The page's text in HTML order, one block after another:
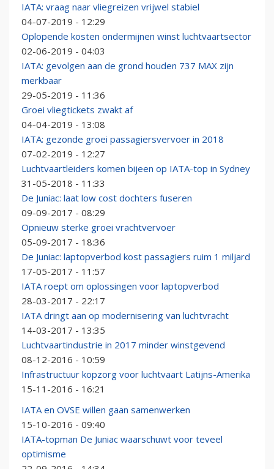
IATA: vraag naar vliegreizen vrijwel stabiel
04-07-2019 - 12:29
Oplopende kosten ondermijnen winst luchtvaartsector
02-06-2019 - 04:03
IATA: gevolgen aan de grond houden 737 MAX zijn
merkbaar
29-05-2019 - 11:36
Groei vliegtickets zwakt af
04-04-2019 - 13:08
IATA: gezonde groei passagiersvervoer in 2018
07-02-2019 - 12:27
Luchtvaartleiders komen bijeen op IATA-top in Sydney
31-05-2018 - 11:33
De Juniac: laat low cost dochters fuseren
09-09-2017 - 08:29
Opnieuw sterke groei vrachtvervoer
05-09-2017 - 18:36
De Juniac: laptopverbod kost passagiers ruim 1 miljard
17-05-2017 - 11:57
IATA roept om oplossingen voor laptopverbod
28-03-2017 - 22:17
IATA dringt aan op modernisering van luchtvracht
14-03-2017 - 13:35
Luchtvaartindustrie in 2017 minder winstgevend
08-12-2016 - 10:59
Infrastructuur kopzorg voor luchtvaart Latijns-Amerika
15-11-2016 - 16:21
IATA en OVSE willen gaan samenwerken
15-10-2016 - 09:40
IATA-topman De Juniac waarschuwt voor teveel
optimisme